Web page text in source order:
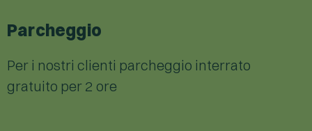
Parcheggio
Per i nostri clienti parcheggio interrato
gratuito per 2 ore